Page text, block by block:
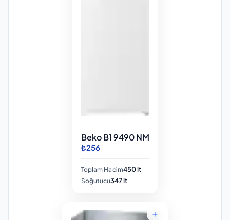
Beko B1 9490 NM
₺256
Toplam Hacim450 lt
Soğutucu347 lt